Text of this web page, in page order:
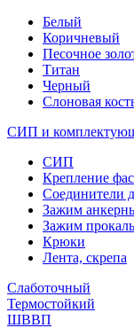
Белый
Коричневый
Песочное
Титан
Черный
Слоновая
СИП и
СИП
Крепление
Соединители
Зажим
Зажим
Крюки
Лента, скрепа
Слаботочный
Термостойкий
ШВВП